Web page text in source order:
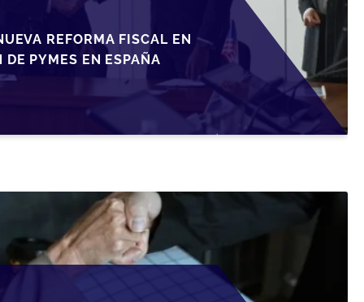
REFORMA FISCAL EN
PYMES EN ESPAÑA